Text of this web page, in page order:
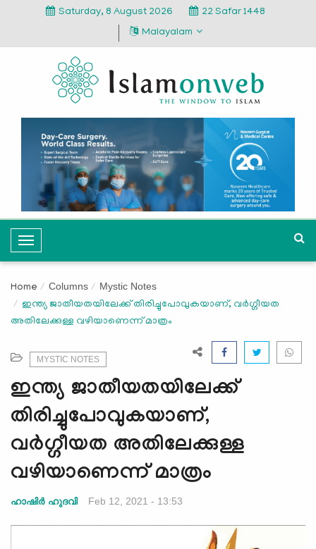
Saturday, 8 August 2026
22 Safar 1448
Malayalam
T
o
g
l
e
v
i
g
t
i
o
n
Home Columns Mystic Notes
ഇന്ത്യ ജാതീയതയിലേക്ക് തിരിച്ചുപോവുകയാണ്, വര്‍ഗ്ഗീയത
അതിലേക്കുള്ള വഴിയാണെന്ന് മാത്രം
MYSTIC NOTES
ഇന്ത്യ ജാതീയതയിലേക്ക്
തിരിച്ചുപോവുകയാണ്,
വര്‍ഗ്ഗീയത അതിലേക്കുള്ള
വഴിയാണെന്ന് മാത്രം
ഹാഷിര്‍ ഹുദവി Feb 12, 2021 - 13:53